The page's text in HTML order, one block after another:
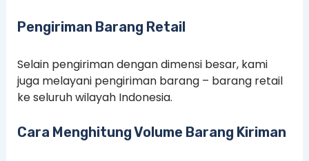
Pengiriman Barang Retail
Selain pengiriman dengan dimensi besar, kami
juga melayani pengiriman barang – barang retail
ke seluruh wilayah Indonesia.
Cara Menghitung Volume Barang Kiriman